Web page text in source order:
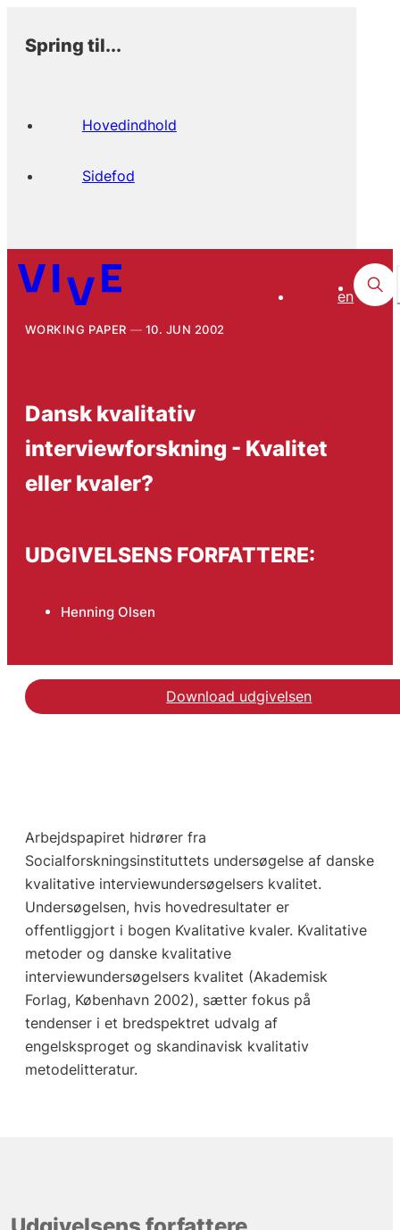
Spring til...
Hovedindhold
Sidefod
en
WORKING PAPER 10. JUN 2002
Dansk kvalitativ
interviewforskning - Kvalitet
eller kvaler?
UDGIVELSENS FORFATTERE:
Henning Olsen
Download udgivelsen
Arbejdspapiret hidrører fra
Socialforskningsinstituttets undersøgelse af danske
kvalitative interviewundersøgelsers kvalitet.
Undersøgelsen, hvis hovedresultater er
offentliggjort i bogen Kvalitative kvaler. Kvalitative
metoder og danske kvalitative
interviewundersøgelsers kvalitet (Akademisk
Forlag, København 2002), sætter fokus på
tendenser i et bredspektret udvalg af
engelsksproget og skandinavisk kvalitativ
metodelitteratur.